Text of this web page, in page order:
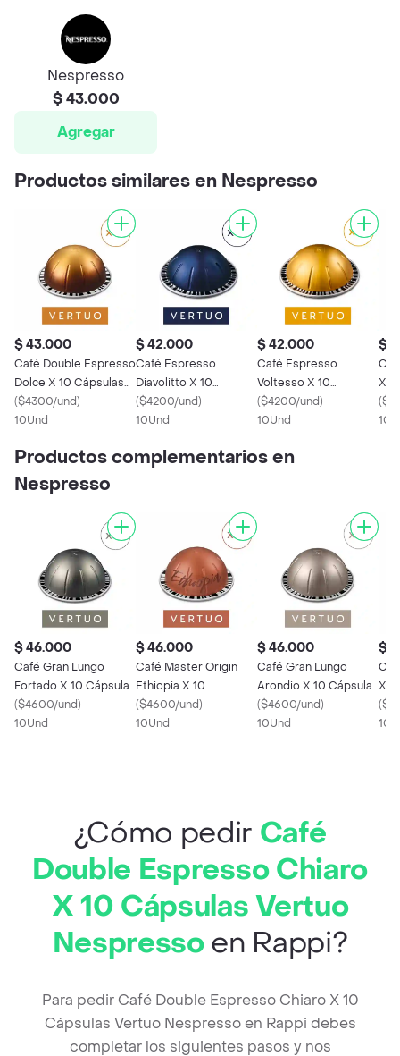
Nespresso
$ 43.000
Agregar
Productos similares en Nespresso
$ 43.000
Café Double Espresso
Dolce X 10 Cápsulas
Vertuo Nespresso
($4300/und)
10Und
$ 42.000
Café Espresso
Diavolitto X 10
Cápsulas Vertuo
Nespresso
($4200/und)
10Und
$ 42.000
Café Espresso
Voltesso X 10
Cápsulas Vertuo
Nespresso
($4200/und)
10Und
$
X
(
Productos complementarios en
Nespresso
$ 46.000
Café Gran Lungo
Fortado X 10 Cápsulas
Vertuo Nespresso
($4600/und)
10Und
$ 46.000
Café Master Origin
Ethiopia X 10
Cápsulas Vertuo
Nespresso
($4600/und)
10Und
$ 46.000
Café Gran Lungo
Arondio X 10 Cápsulas
Vertuo Nespresso
($4600/und)
10Und
$
X
(
¿Cómo pedir Café
Double Espresso Chiaro
X 10 Cápsulas Vertuo
Nespressoen Rappi?
Para pedir Café Double Espresso Chiaro X 10
Cápsulas Vertuo Nespresso en Rappi debes
completar los siguientes pasos y nos